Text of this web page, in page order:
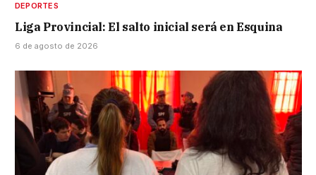
DEPORTES
Liga Provincial: El salto inicial será en Esquina
6 de agosto de 2026